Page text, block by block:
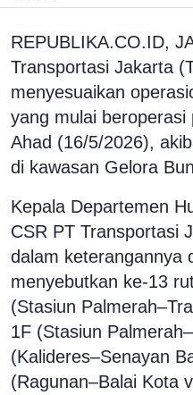
REPUBLIKA.CO.ID,
Transportasi Jakarta
menyesuaikan
yang mulai
Ahad (16/5/2026),
di kawasan Gelora
Kepala Departemen
CSR PT Transportasi
dalam keterangannya
menyebutkan ke-13
(Stasiun
1F (Stasiun
(Kalideres–Senayan
(Ragunan–Balai Kota